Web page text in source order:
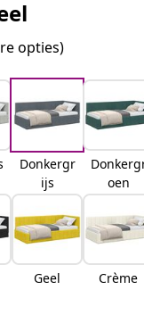
opties)
Donkergr
ijs
oen
Geel Crème